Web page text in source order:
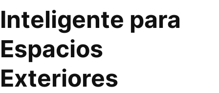
Inteligente para
Espacios
Exteriores